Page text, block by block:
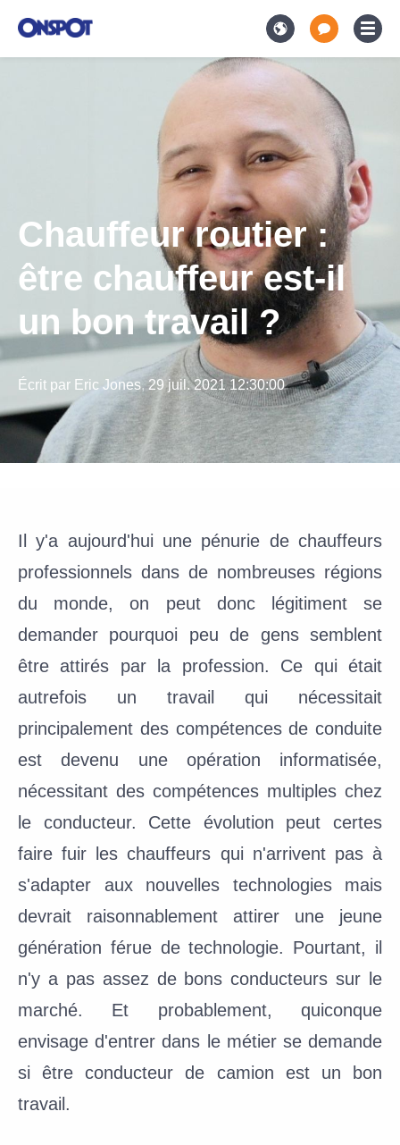
Chauffeur routier :
être chauffeur est-il
un bon travail ?
Écrit par Eric Jones,29 juil. 2021 12:30:00
I l y'a aujourd'hui une pénurie de chauffeurs
professionnels dans de nombreuses régions
du monde, on peut donc légitiment se
demander pourquoi peu de gens semblent
être attirés par la profession.
Ce qui était
autrefois un travail qui nécessitait
principalement des compétences de conduite
est devenu une opération informatisée,
nécessitant des compétences multiples chez
le conducteur.
Cette évolution peut certes
faire fuir les chauffeurs qui n'arrivent pas à
s'adapter aux nouvelles technologies mais
devrait raisonnablement attirer une jeune
génération férue de technologie. Pourtant, il
n'y a pas assez de bons conducteurs sur le
marché.
Et probablement, quiconque
envisage d'entrer dans le métier se demande
si être conducteur de camion est un bon
travail.